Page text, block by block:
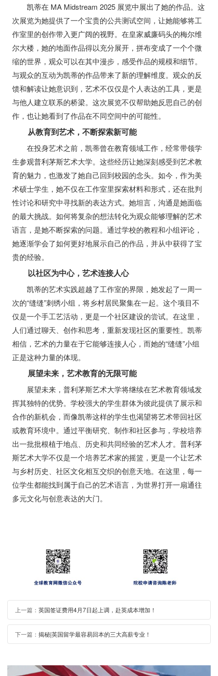
凯蒂在 MA Midstream 2025 展览中展出了她的作品。这
次展览为她提供了一个宝贵的公共测试空间，让她能够将工
作室里的创作带入更广阔的视野。在皇家威廉码头的梅尔维
尔大楼，她的地面作品得以充分展开，拼布变成了一个个微
缩的世界，观众可以在其中漫步，感受作品的规模和细节。
与观众的互动为凯蒂的作品带来了新的理解维度。观众的反
馈和解读让她意识到，艺术不仅仅是个人表达的工具，更是
与他人建立联系的桥梁。这次展览不仅帮助她反思自己的创
作，也让她看到了作品在不同空间中的可能性。
从教育到艺术，不断探索新可能
在投身艺术之前，凯蒂曾在教育领域工作，经常带领学
生参观普利茅斯艺术大学。这些经历让她深刻感受到艺术教
育的魅力，也激发了她自己回到校园的念头。如今，作为美
术硕士学生，她不仅在工作室里探索材料和形式，还在批判
性讨论和研究中寻找新的表达方式。她坦言，沟通是她面临
的最大挑战。如何将复杂的想法转化为观众能够理解的艺术
语言，是她不断探索的问题。通过学校的教程和小组评论，
她逐渐学会了如何更好地展示自己的作品，并从中获得了宝
贵的经验。
以社区为中心，艺术连接人心
凯蒂的艺术实践超越了工作室的界限，她发起了一周一
次的“缝缝”刺绣小组，将乡村居民聚集在一起。这个项目不
仅是一个手工艺活动，更是一个社区建设的尝试。在这里，
人们通过聊天、创作和思考，重新发现社区的重要性。凯蒂
相信，艺术的力量在于它能够连接人心，而她的“缝缝”小组
正是这种力量的体现。
展望未来，艺术教育的无限可能
展望未来，普利茅斯艺术大学将继续在艺术教育领域发
挥其独特的优势。学校强大的学生群体为彼此提供了展示和
合作的新机会，而像凯蒂这样的学生也渴望将艺术带回社区
或教育环境中。通过平衡研究、制作和社区参与，学校培养
出一批批根植于地点、历史和共同经验的艺术人才。普利茅
斯艺术大学不仅是一个培养艺术家的摇篮，更是一个让艺术
与乡村历史、社区文化相互交织的创意天地。在这里，每一
位学生都能找到属于自己的艺术语言，为世界打开一扇通往
多元文化与创意表达的大门。
上一篇： 英国签证费用4月7日起上调，赴英成本增加！
下一篇： 揭秘|英国留学最容易回本的三大高薪专业！